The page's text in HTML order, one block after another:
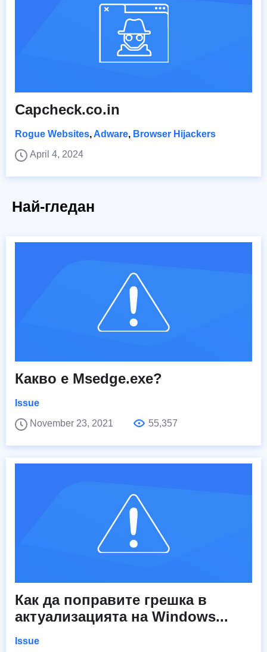
Capcheck.co.in
Rogue Websites, Adware, Browser Hijackers
April 4, 2024
Най-гледан
Какво е Msedge.exe?
Issue
November 23, 2021
55,357
Как да поправите грешка в
актуализацията на Windows...
Issue